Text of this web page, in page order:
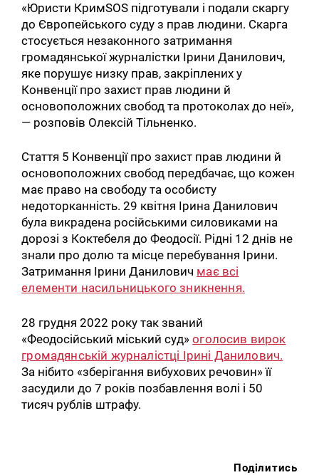
«Юристи КримSOS підготували і подали скаргу
до Європейського суду з прав людини. Скарга
стосується незаконного затримання
громадянської журналістки Ірини Данилович,
яке порушує низку прав, закріплених у
Конвенції про захист прав людини й
основоположних свобод та протоколах до неї»,
— розповів Олексій Тільненко.
Стаття 5 Конвенції про захист прав людини й
основоположних свобод передбачає, що кожен
має право на свободу та особисту
недоторканність. 29 квітня Ірина Данилович
була викрадена російськими силовиками на
дорозі з Коктебеля до Феодосії. Рідні 12 днів не
знали про долю та місце перебування Ірини.
Затримання Ірини Данилович має всі
елементи насильницького зникнення.
28 грудня 2022 року так званий
«Феодосійський міський суд»оголосив вирок
громадянській журналістці Ірині Данилович.
За нібито «зберігання вибухових речовин» її
засудили до 7 років позбавлення волі і 50
тисяч рублів штрафу.
Поділитись